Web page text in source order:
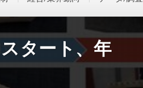
タート、年